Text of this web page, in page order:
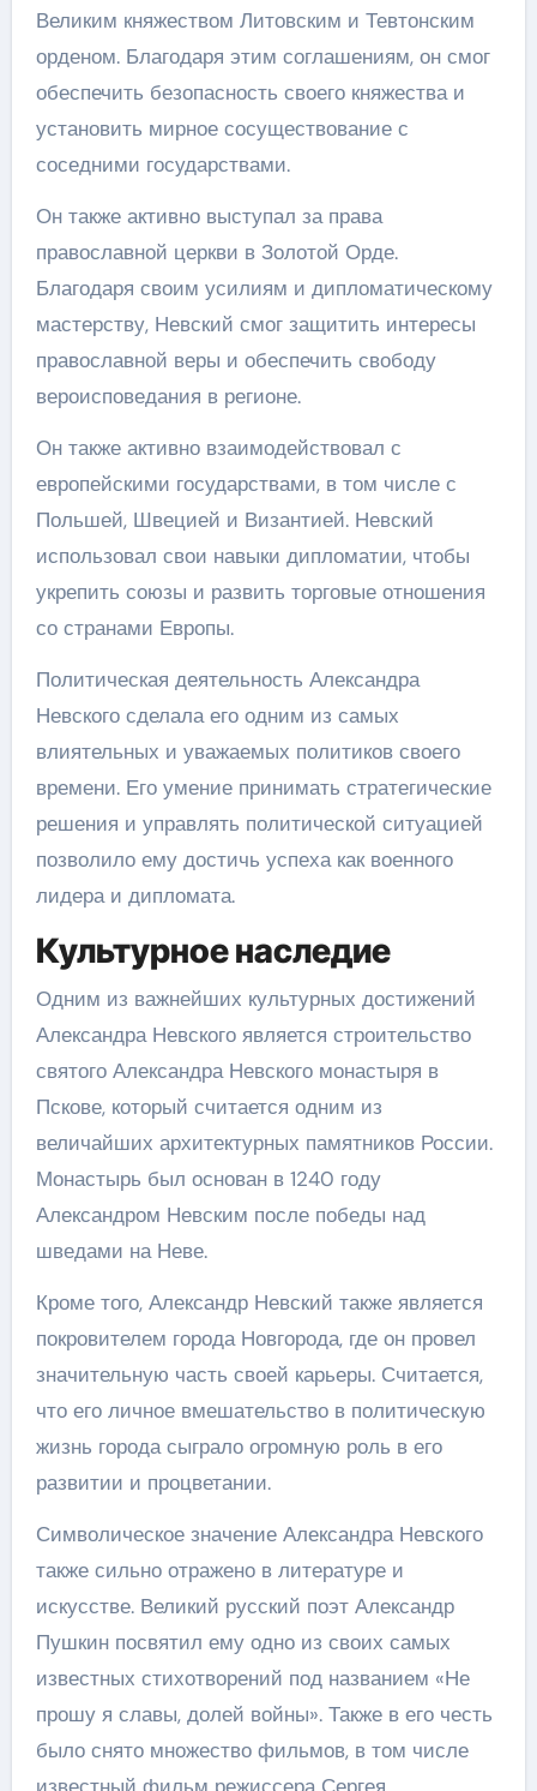
Великим княжеством Литовским и Тевтонским
орденом. Благодаря этим соглашениям, он смог
обеспечить безопасность своего княжества и
установить мирное сосуществование с
соседними государствами.
Он также активно выступал за права
православной церкви в Золотой Орде.
Благодаря своим усилиям и дипломатическому
мастерству, Невский смог защитить интересы
православной веры и обеспечить свободу
вероисповедания в регионе.
Он также активно взаимодействовал с
европейскими государствами, в том числе с
Польшей, Швецией и Византией. Невский
использовал свои навыки дипломатии, чтобы
укрепить союзы и развить торговые отношения
со странами Европы.
Политическая деятельность Александра
Невского сделала его одним из самых
влиятельных и уважаемых политиков своего
времени. Его умение принимать стратегические
решения и управлять политической ситуацией
позволило ему достичь успеха как военного
лидера и дипломата.
Культурное наследие
Одним из важнейших культурных достижений
Александра Невского является строительство
святого Александра Невского монастыря в
Пскове, который считается одним из
величайших архитектурных памятников России.
Монастырь был основан в 1240 году
Александром Невским после победы над
шведами на Неве.
Кроме того, Александр Невский также является
покровителем города Новгорода, где он провел
значительную часть своей карьеры. Считается,
что его личное вмешательство в политическую
жизнь города сыграло огромную роль в его
развитии и процветании.
Символическое значение Александра Невского
также сильно отражено в литературе и
искусстве. Великий русский поэт Александр
Пушкин посвятил ему одно из своих самых
известных стихотворений под названием «Не
прошу я славы, долей войны». Также в его честь
было снято множество фильмов, в том числе
известный фильм режиссера Сергея